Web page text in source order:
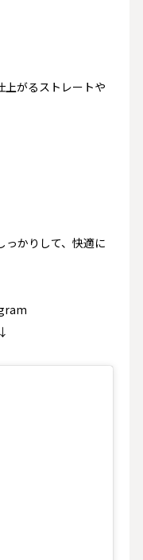
上がるストレートや
っかりして、快適に